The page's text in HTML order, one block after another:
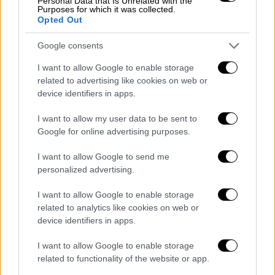
Purposes for which it was collected.
Opted Out
Google consents
I want to allow Google to enable storage
related to advertising like cookies on web or
device identifiers in apps.
I want to allow my user data to be sent to
Google for online advertising purposes.
I want to allow Google to send me
personalized advertising.
I want to allow Google to enable storage
related to analytics like cookies on web or
device identifiers in apps.
I want to allow Google to enable storage
related to functionality of the website or app.
5 βαθμούς από:Ολλανδία
4 βαθμούς από:
3 βαθμούς από:Σουηδία
2 βαθμούς από:
Βασίλειο
Στην 4η θέση στον Ημιτελικό
Η Ελλάδα προκρίθηκε στην 4η θέση με 112
βαθμούς από τον Ημιτελικό της Πέμπτης και
έλαβε:
12 βαθμούς από:Αρμενία
10 βαθμούς από:Γερμανία,
Λουξεμβούργο
8 βαθμούς από:Ισραήλ, Μάλτα
7 βαθμούς από: Rest of the World,
Αυστρία, Γαλλία